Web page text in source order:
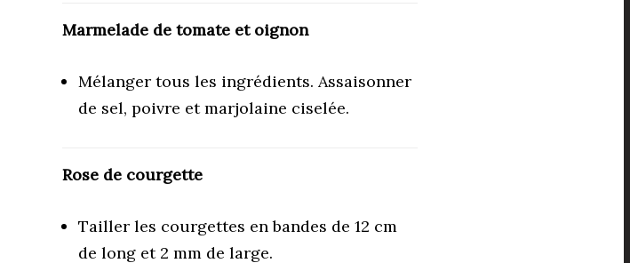
Marmelade de tomate et oignon
Mélanger tous les ingrédients. Assaisonner
de sel, poivre etmarjolaine ciselée.
Rose de courgette
Tailler les courgettes en bandes de 12 cm
de long et 2 mm de large.